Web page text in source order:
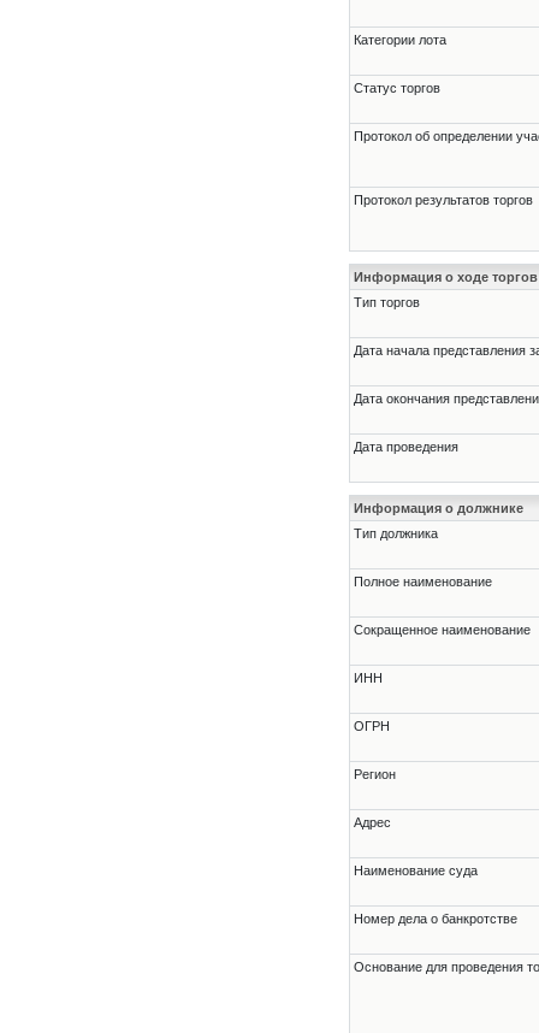
Категории лота
Статус торгов
Протокол об определении
Протокол результатов торгов
Информация о ходе торгов
Тип торгов
Дата начала представления
Дата окончания
Дата проведения
Информация о должнике
Тип должника
Полное наименование
Сокращенное наименование
ИНН
ОГРН
Регион
Адрес
Наименование суда
Номер дела о банкротстве
Основание для проведения